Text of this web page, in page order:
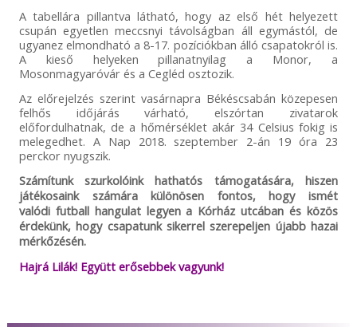
A tabellára pillantva látható, hogy az első hét helyezett
csupán egyetlen meccsnyi távolságban áll egymástól, de
ugyanez elmondható a 8-17. pozíciókban álló csapatokról is.
A kieső helyeken pillanatnyilag a Monor, a
Mosonmagyaróvár és a Cegléd osztozik.
Az előrejelzés szerint vasárnapra Békéscsabán közepesen
felhős időjárás várható, elszórtan zivatarok
előfordulhatnak, de a hőmérséklet akár 34 Celsius fokig is
melegedhet. A Nap 2018. szeptember 2-án 19 óra 23
perckor nyugszik.
Számítunk szurkolóink hathatós támogatására, hiszen
játékosaink számára különösen fontos, hogy ismét
valódi futball hangulat legyen a Kórház utcában és közös
érdekünk, hogy csapatunk sikerrel szerepeljen újabb hazai
mérkőzésén.
Hajrá Lilák! Együtt erősebbek vagyunk!